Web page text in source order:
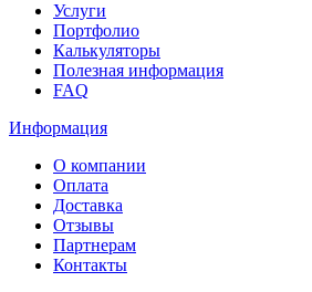
Услуги
Портфолио
Калькуляторы
Полезная информация
FAQ
Информация
О компании
Оплата
Доставка
Отзывы
Партнерам
Контакты